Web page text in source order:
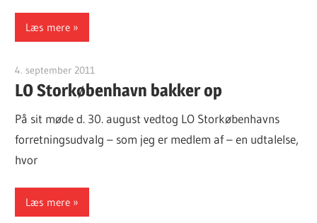
Læs mere
4. september 2011
LO Storkøbenhavn bakker op
På sit møde d. 30. august vedtog LO Storkøbenhavns
forretningsudvalg – som jeg er medlem af – en udtalelse,
hvor
Læs mere